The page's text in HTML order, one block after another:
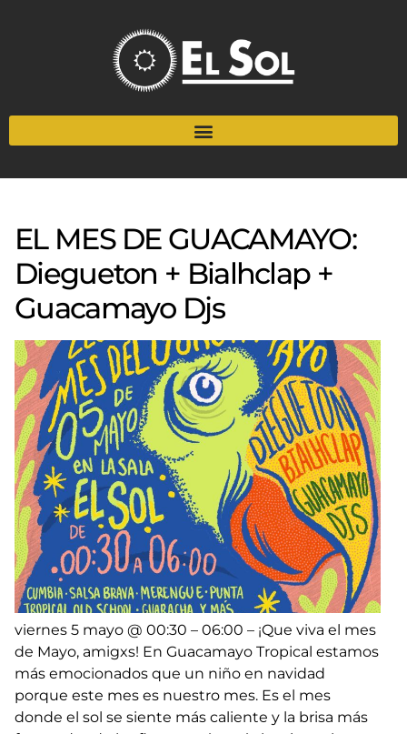
EL MES DE GUACAMAYO:
Diegueton + Bialhclap +
Guacamayo Djs
viernes 5 mayo @ 00:30 – 06:00 – ¡Que viva el mes
de Mayo, amigxs! En Guacamayo Tropical estamos
más emocionados que un niño en navidad
porque este mes es nuestro mes. Es el mes
donde el sol se siente más caliente y la brisa más